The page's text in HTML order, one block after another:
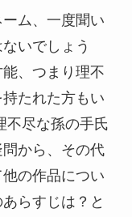
ーム、一度聞い
いでしょう
、つまり理不
たれた方もい
不尽な孫の手氏
から、その代
の作品につい
らすじは？と